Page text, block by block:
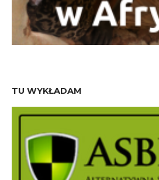
TU WYKŁADAM